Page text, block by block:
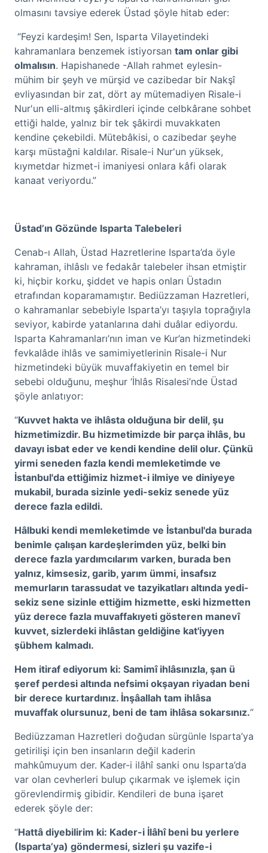
olmasını tavsiye ederek Üstad şöyle hitab eder:
“Feyzi kardeşim! Sen, Isparta Vilayetindeki
kahramanlara benzemek istiyorsan tam onlar gibi
olmalısın. Hapishanede -Allah rahmet eylesin-
mühim bir şeyh ve mürşid ve cazibedar bir Nakşî
evliyasından bir zat, dört ay mütemadiyen Risale-i
Nur'un elli-altmış şâkirdleri içinde celbkârane sohbet
ettiği halde, yalnız bir tek şâkirdi muvakkaten
kendine çekebildi. Mütebâkisi, o cazibedar şeyhe
karşı müstağni kaldılar. Risale-i Nur'un yüksek,
kıymetdar hizmet-i imaniyesi onlara kâfi olarak
kanaat veriyordu.”
Üstad’ın Gözünde Isparta Talebeleri
Cenab-ı Allah, Üstad Hazretlerine Isparta’da öyle
kahraman, ihlâslı ve fedakâr talebeler ihsan etmiştir
ki, hiçbir korku, şiddet ve hapis onları Üstadın
etrafından koparamamıştır. Bediüzzaman Hazretleri,
o kahramanlar sebebiyle Isparta’yı taşıyla toprağıyla
seviyor, kabirde yatanlarına dahi duâlar ediyordu.
Isparta Kahramanları’nın iman ve Kur’an hizmetindeki
fevkalâde ihlâs ve samimiyetlerinin Risale-i Nur
hizmetindeki büyük muvaffakiyetin en temel bir
sebebi olduğunu, meşhur ‘İhlâs Risalesi’nde Üstad
şöyle anlatıyor:
“Kuvvet hakta ve ihlâsta olduğuna bir delil, şu
hizmetimizdir. Bu hizmetimizde bir parça ihlâs, bu
davayı isbat eder ve kendi kendine delil olur. Çünkü
yirmi seneden fazla kendi memleketimde ve
İstanbul'da ettiğimiz hizmet-i ilmiye ve diniyeye
mukabil, burada sizinle yedi-sekiz senede yüz
derece fazla edildi.
Hâlbuki kendi memleketimde ve İstanbul'da burada
benimle çalışan kardeşlerimden yüz, belki bin
derece fazla yardımcılarım varken, burada ben
yalnız, kimsesiz, garib, yarım ümmi, insafsız
memurların tarassudat ve tazyikatları altında yedi-
sekiz sene sizinle ettiğim hizmette, eski hizmetten
yüz derece fazla muvaffakıyeti gösteren manevî
kuvvet, sizlerdeki ihlâstan geldiğine kat'iyyen
şübhem kalmadı.
Hem itiraf ediyorum ki: Samimî ihlâsınızla, şan ü
şeref perdesi altında nefsimi okşayan riyadan beni
bir derece kurtardınız. İnşâallah tam ihlâsa
muvaffak olursunuz, beni de tam ihlâsa sokarsınız.”
Bediüzzaman Hazretleri doğudan sürgünle Isparta’ya
getirilişi için ben insanların değil kaderin
mahkûmuyum der. Kader-i ilâhî sanki onu Isparta’da
var olan cevherleri bulup çıkarmak ve işlemek için
görevlendirmiş gibidir. Kendileri de buna işaret
ederek şöyle der:
“Hattâ diyebilirim ki: Kader-i İlâhî beni bu yerlere
(Isparta’ya) göndermesi, sizleri şu vazife-i